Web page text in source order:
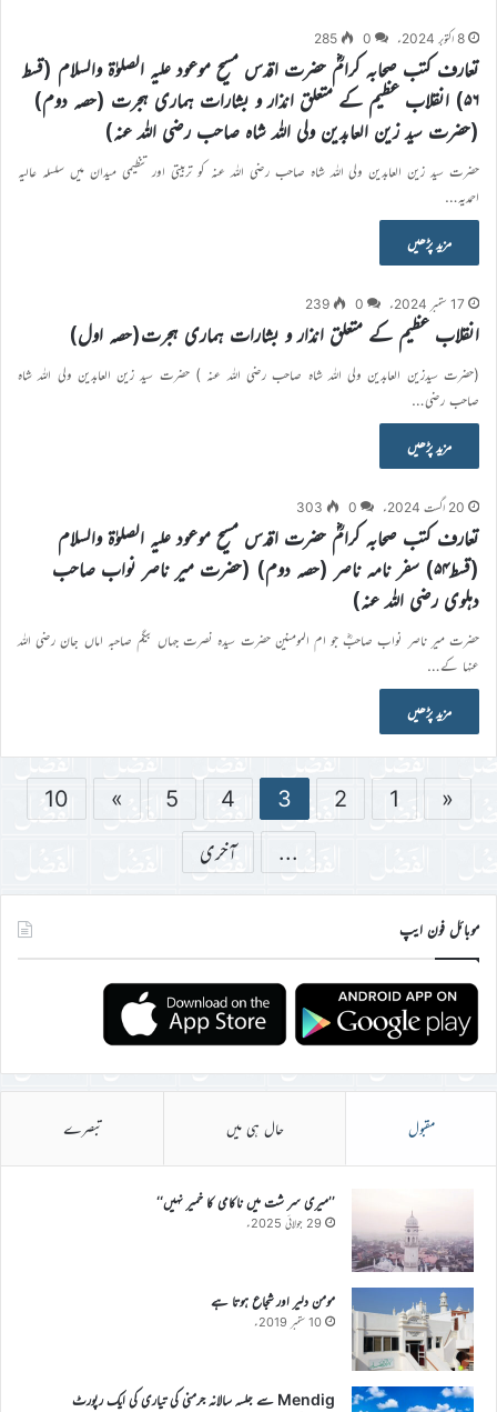
8 اکتوبر 2024ء 0
285
تعارف کتب صحابہ کرامؓ حضرت اقدس مسیح موعود علیہ الصلوٰۃ والسلام (قسط
۵۶) انقلاب عظیم کے متعلق انذار و بشارات ہماری ہجرت (حصہ دوم)
(حضرت سید زین العابدین ولی اللہ شاہ صاحب رضی اللہ عنہ)
حضرت سید زین العابدین ولی اللہ شاہ صاحب رضی اللہ عنہ کو تربیتی اور تنظیمی میدان میں سلسلہ عالیہ
احمدیہ…
مزید پڑھیں
17 ستمبر 2024ء 0
239
انقلاب عظیم کے متعلق انذار و بشارات ہماری ہجرت(حصہ اول)
(حضرت سیدزین العابدین ولی اللہ شاہ صاحب رضی اللہ عنہ ) حضرت سید زین العابدین ولی اللہ شاہ
صاحب رضی…
مزید پڑھیں
20 اگست 2024ء 0
303
تعارف کتب صحابہ کرامؓ حضرت اقدس مسیح موعود علیہ الصلوٰۃ والسلام
(قسط۵۴) سفر نامہ ناصر (حصہ دوم) (حضرت میر ناصر نواب صاحب
دہلوی رضی اللہ عنہ)
حضرت میر ناصر نواب صاحبؓ جو ام المومنین حضرت سیدہ نصرت جہاں بیگم صاحبہ اماں جان رضی اللہ
عنہا کے…
مزید پڑھیں
«
1
2
3
4
5
»
10
...
آخری
موبائل فون ایپ
مقبول حال ہی میں تبصرے
’’میری سر شت میں ناکامی کا خمیر نہیں‘‘
29 جولائی 2025ء
مومن دلیر اور شجاع ہوتا ہے
10 ستمبر 2019ء
Mendig سے جلسہ سالانہ جرمنی کی تیاری کی ایک رپورٹ